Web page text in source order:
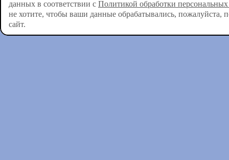
данных в соответствии с Политикой обработки
не хотите, чтобы ваши данные обрабатывались, пожалуйста,
сайт.